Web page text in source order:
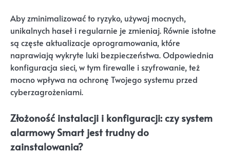
Aby zminimalizować to ryzyko, używaj mocnych,
unikalnych haseł i regularnie je zmieniaj. Równie istotne
są częste aktualizacje oprogramowania, które
naprawiają wykryte luki bezpieczeństwa. Odpowiednia
konfiguracja sieci, w tym firewalle i szyfrowanie, też
mocno wpływa na ochronę Twojego systemu przed
cyberzagrożeniami.
Złożoność instalacji i konfiguracji: czy system
alarmowy Smart jest trudny do
zainstalowania?